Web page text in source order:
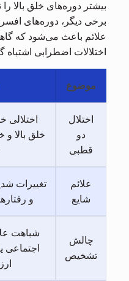
بیشتر دوره‌های خلق بالا
برخی دیگر، دوره‌های
علائم باعث می‌شود که
اختلالات اضطرابی اشتباه
موضوع
اختلال
دو
قطبی
اختلالی
خلق بالا و
علائم
شایع
تغییرات
و
چالش
تشخیص
شباهت
اجتماعی